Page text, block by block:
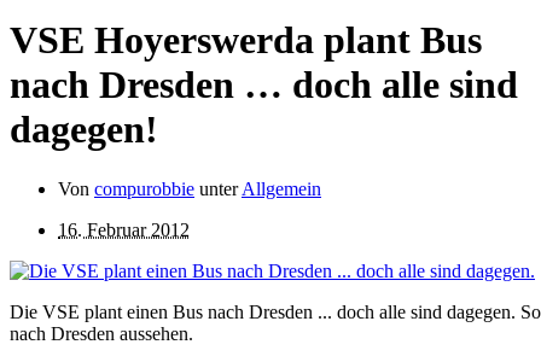
VSE Hoyerswerda plant Bus
nach Dresden … doch alle sind
dagegen!
Von compurobbie unterAllgemein
16. Februar 2012
Die VSE plant einen Bus nach Dresden ... doch alle sind dagegen.
nach Dresden aussehen.